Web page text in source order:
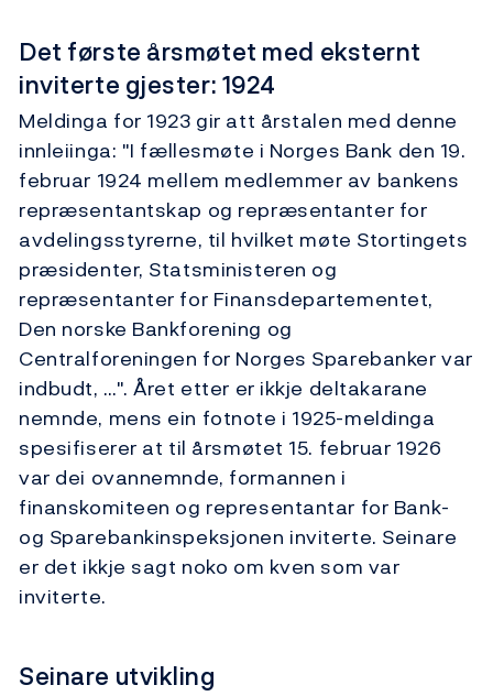
Det første årsmøtet med eksternt
inviterte gjester: 1924
Meldinga for 1923 gir att årstalen med denne
innleiinga: "I fællesmøte i Norges Bank den 19.
februar 1924 mellem medlemmer av bankens
repræsentantskap og repræsentanter for
avdelingsstyrerne, til hvilket møte Stortingets
præsidenter, Statsministeren og
repræsentanter for Finansdepartementet,
Den norske Bankforening og
Centralforeningen for Norges Sparebanker var
indbudt, …". Året etter er ikkje deltakarane
nemnde, mens ein fotnote i 1925-meldinga
spesifiserer at til årsmøtet 15. februar 1926
var dei ovannemnde, formannen i
finanskomiteen og representantar for Bank-
og Sparebankinspeksjonen inviterte. Seinare
er det ikkje sagt noko om kven som var
inviterte.
Seinare utvikling